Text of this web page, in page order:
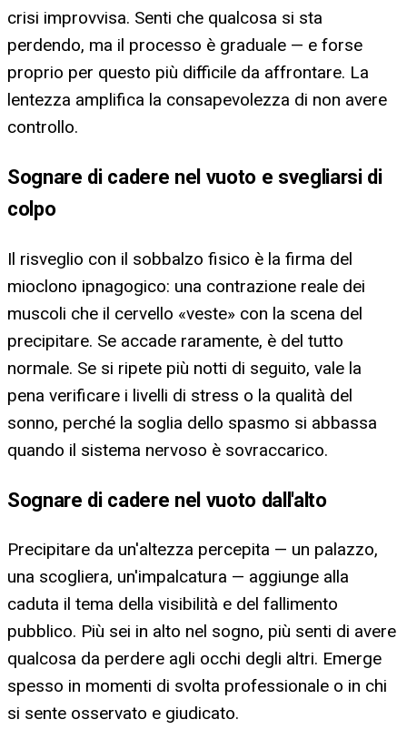
crisi improvvisa. Senti che qualcosa si sta
perdendo, ma il processo è graduale — e forse
proprio per questo più difficile da affrontare. La
lentezza amplifica la consapevolezza di non avere
controllo.
Sognare di cadere nel vuoto e svegliarsi di
colpo
Il risveglio con il sobbalzo fisico è la firma del
mioclono ipnagogico: una contrazione reale dei
muscoli che il cervello «veste» con la scena del
precipitare. Se accade raramente, è del tutto
normale. Se si ripete più notti di seguito, vale la
pena verificare i livelli di stress o la qualità del
sonno, perché la soglia dello spasmo si abbassa
quando il sistema nervoso è sovraccarico.
Sognare di cadere nel vuoto dall'alto
Precipitare da un'altezza percepita — un palazzo,
una scogliera, un'impalcatura — aggiunge alla
caduta il tema della visibilità e del fallimento
pubblico. Più sei in alto nel sogno, più senti di avere
qualcosa da perdere agli occhi degli altri. Emerge
spesso in momenti di svolta professionale o in chi
si sente osservato e giudicato.